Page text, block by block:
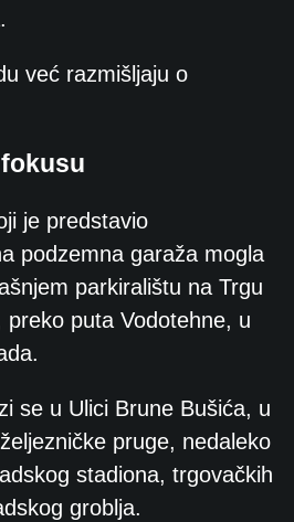
već razmišljaju o
je predstavio
podzemna garaža mogla
parkiralištu na Trgu
preko puta Vodotehne, u
se u Ulici Brune Bušića, u
pruge, nedaleko
stadiona, trgovačkih
groblja.